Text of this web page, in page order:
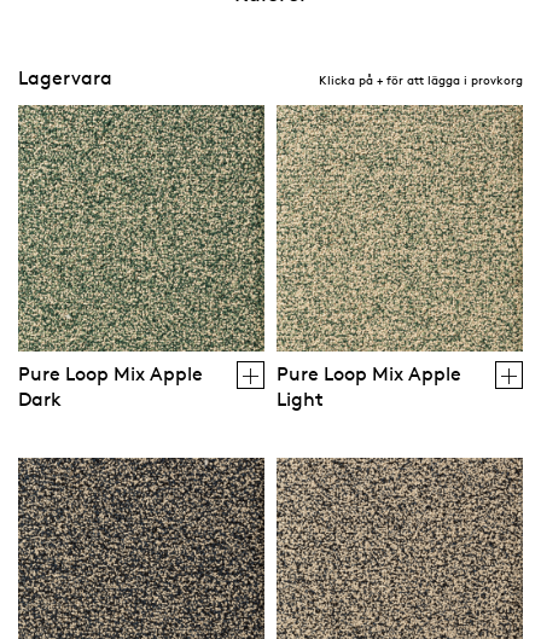
Lagervara Klicka på + för att lägga i provkorg
Pure Loop Mix Apple
Dark
Pure Loop Mix Apple
Light